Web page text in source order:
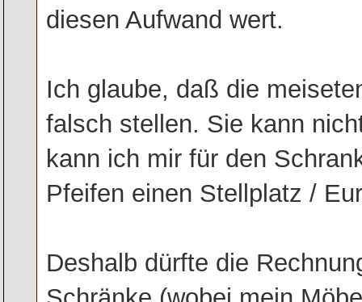
diesen Aufwand wert.
Ich glaube, daß die
falsch stellen. Sie kann
kann ich mir für den
Pfeifen einen Stellplatz /
Deshalb dürfte die